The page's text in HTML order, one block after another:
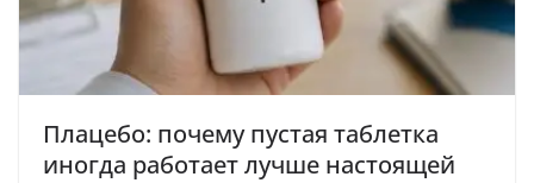
Плацебо: почему пустая таблетка
иногда работает лучше настоящей